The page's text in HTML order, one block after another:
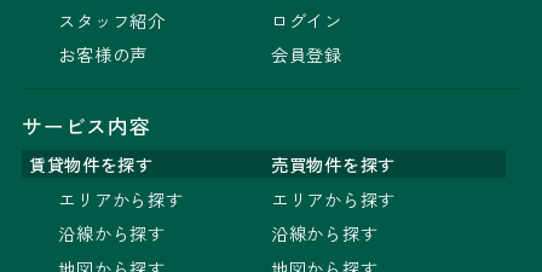
スタッフ紹介
お客様の声
ログイン
会員登録
サービス内容
賃貸物件を探す
売買物件を探す
エリアから探す
沿線から探す
エリアから探す
沿線から探す